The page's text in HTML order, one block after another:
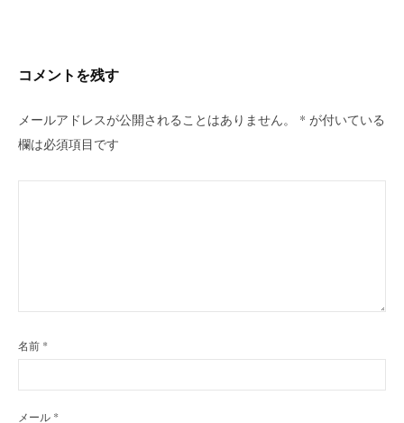
シ
ョ
ン
コメントを残す
メールアドレスが公開されることはありません。 * が付いている
欄は必須項目です
名前 *
メール *